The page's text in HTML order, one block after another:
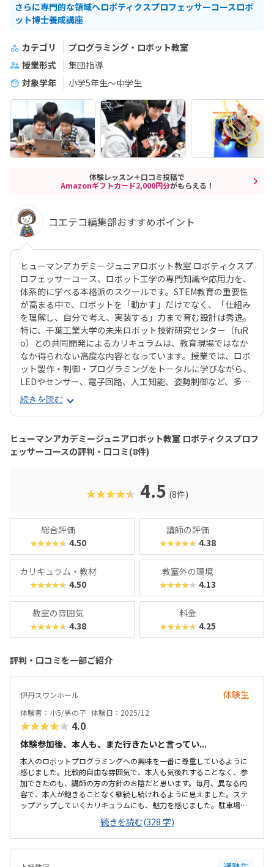
さらに専門的な領域へロボティクスプロフェッサーコースロボ
ット博士養成講座
カテゴリ
プログラミング・ロボット教室
授業形式
集団指導
対象学年
小学5年生～中学生
体験レッスン＋口コミ投稿で
Amazonギフトカード2,000円分がもらえる！
コエテコ編集部おすすめポイント
ヒューマンアカデミージュニアロボット教室 ロボティクスプ
ロフェッサーコース、ロボット工学の専門知識や応用力を、
体系的に学べる本格派のスクールです。STEM教育の重要性
が高まる中で、ロボットを「動かす」だけでなく、「仕組み
を理解し、自分で考え、実装する」力まで育む設計は秀逸。
特に、千葉工業大学の未来ロボット技術研究センター（fuR
o）との共同開発によるカリキュラムは、教育現場ではなか
なか得られない高度な内容となっています。授業では、ロボ
ット製作・制御・プログラミングをトータルに学びながら、
LEDやセンサー、電子回路、人工知能、姿勢制御など、多岐
にわたる技術にも触れられます。基礎から応用まで段階的に
学べる3年間のカリキュラムは、小学校高学年～中学生の
「もっと知りたい・つくりたい」気持ちを確実に伸ばしてく
れる構成です。また、受講生の多くが、自ら深い興味を持っ
て入会する点も特徴的。全国の仲間と技術やアイデアを競う
「ロボプロ全国大会」もモチベーション向上につながる貴重
「中学受験や高校での理数教育に備えたい」そんなお子さま
に、間違いなくおすすめできるコースです。ロボットを“遊
ひ体験していただきたい教室です。
続きを読む
ヒューマンアカデミージュニアロボット教室 ロボティクスプロフ
ェッサーコースの評判・口コミ(8件)
★★★★★ 4.5 (8件)
総合評価
★★★★★ 4.50
講師の評価
★★★★★ 4.38
カリキュラム・教材
★★★★★ 4.50
教室外の環境
★★★★★ 4.13
教室の雰囲気
★★★★★ 4.38
料金
★★★★★ 4.25
評判・口コミを一部ご紹介
伊丹スワンホール 体験生
体験者：小5/男の子 体験日：2025/12
★★★★★ 4.0
体験参加後、本人も、また行きたいと言ってい...
本人のロボットプログラミングへの興味を一番に尊重しているように
感じました。比較的自由な雰囲気で、本人も気後れすることなく、参
加できたのも、講師の方の方針のお陰だと思います。毎月、異なる内
容で、本人が飽きることなく継続し続けれるように思えました。ステ
ップアップしていくカリキュラムにも、魅力を感じました。駐車場が
あり、送迎しやすいのも良かったです（お迎え時は満車で入れなかっ
たので、タイミングを工夫しないといけない気がします）施設自体
は、広くて、とても綺麗です。イスも充分にあり、送迎のついでに、親
が待って過ごすのも、苦じゃない気がします。初めて通うので、相場
続きを読む(328 字)